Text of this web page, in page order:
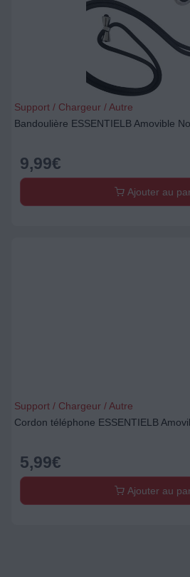
Support / Chargeur / Autre
Bandoulière ESSENTIELB Amovible
9,99€
Ajouter au
Support / Chargeur / Autre
Cordon téléphone ESSENTIELB
5,99€
Ajouter au